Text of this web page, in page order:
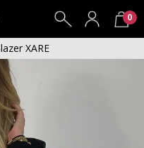
0
Blazer XARE